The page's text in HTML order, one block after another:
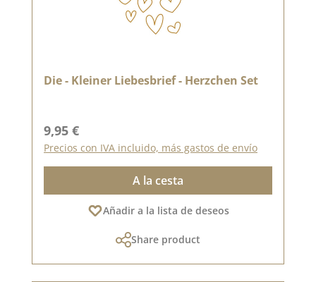
Die - Kleiner Liebesbrief - Herzchen Set
Precio normal:
9,95 €
Precios con IVA incluido, más gastos de envío
A la cesta
Añadir a la lista de deseos
Share product